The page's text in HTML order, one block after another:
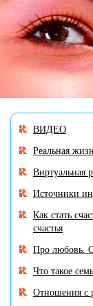
ВИДЕО
Реальная
Виртуальная
Источники
Как стать
счастья
Про любовь.
Что такое
Отношения с